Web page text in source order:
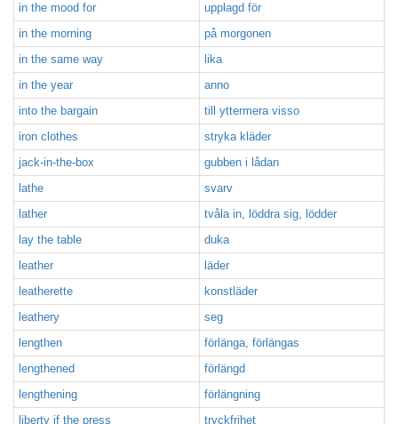
in the mood for
upplagd för
in the morning
på morgonen
in the same way
lika
in the year
anno
into the bargain
till yttermera visso
iron clothes
stryka kläder
jack-in-the-box
gubben i lådan
lathe
svarv
lather
tvåla in, löddra sig, lödder
lay the table
duka
leather
läder
leatherette
konstläder
leathery
seg
lengthen
förlänga, förlängas
lengthened
förlängd
lengthening
förlängning
liberty if the press
tryckfrihet